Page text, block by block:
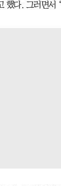
했다. 그러면서